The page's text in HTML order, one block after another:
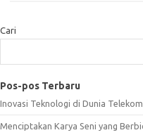
Cari
Pos-pos Terbaru
Inovasi Teknologi di Dunia
Menciptakan Karya Seni yang